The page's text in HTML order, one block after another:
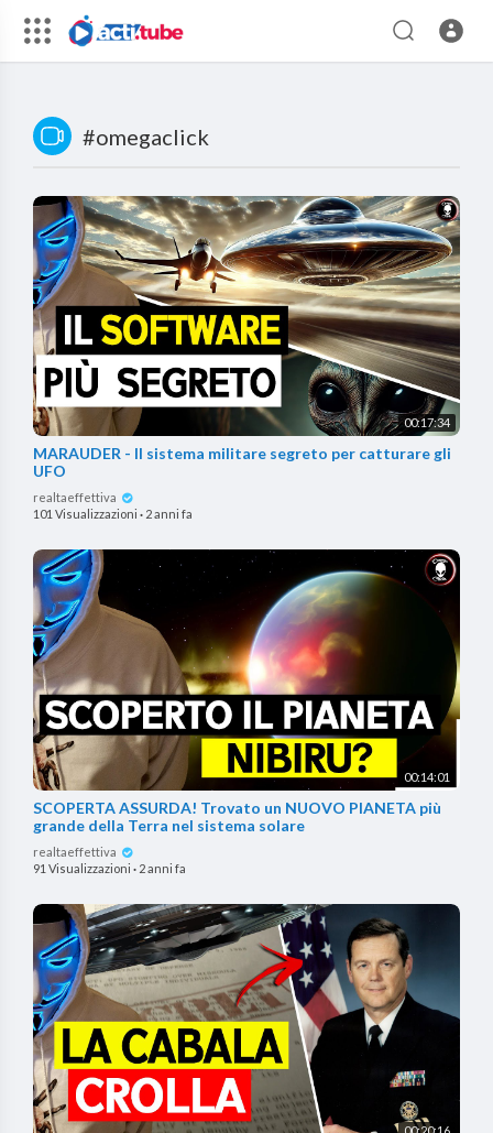
#omegaclick
00:17:34
MARAUDER - Il sistema militare segreto per catturare gli
UFO
realtaeffettiva
101 Visualizzazioni · 2 anni fa
00:14:01
SCOPERTA ASSURDA! Trovato un NUOVO PIANETA più
grande della Terra nel sistema solare
realtaeffettiva
91 Visualizzazioni · 2 anni fa
00:20:16